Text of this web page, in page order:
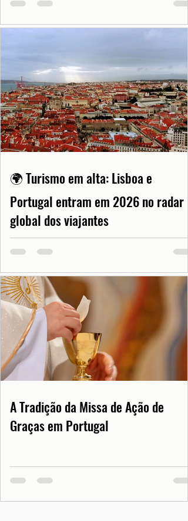
🌍 Turismo em alta: Lisboa e
Portugal entram em 2026 no radar
global dos viajantes
A Tradição da Missa de Ação de
Graças em Portugal